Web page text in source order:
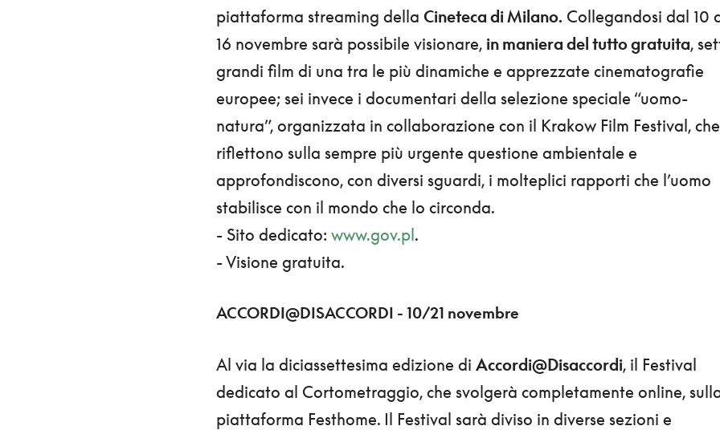
piattaforma streaming della Cineteca di Milano. Collegandosi dal 10
16 novembre sarà possibile visionare, in maniera del tutto gratuita,
grandi film di una tra le più dinamiche e apprezzate cinematografie
europee; sei invece i documentari della selezione speciale “uomo-
natura”, organizzata in collaborazione con il Krakow Film Festival, che
riflettono sulla sempre più urgente questione ambientale e
approfondiscono, con diversi sguardi, i molteplici rapporti che l’uomo
stabilisce con il mondo che lo circonda.
- Sito dedicato: www.gov.pl .
- Visione gratuita.
ACCORDI@DISACCORDI - 10/21 novembre
Al via la diciassettesima edizione di Accordi@Disaccordi, il Festival
dedicato al Cortometraggio, che svolgerà completamente online,
piattaforma Festhome. Il Festival sarà diviso in diverse sezioni e